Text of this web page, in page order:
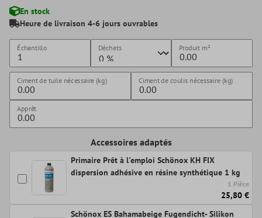
En stock
Heure de livraison 4-6 jours ouvrables
Échantillo Déchets Produit m²
Ciment de tuile nécessaire (kg) Ciment de coulis nécessaire (kg)
Apprêt
Accessoires adaptés
Primaire Prêt à l'emploi Schönox KH FIX
dispersion adhésive en résine synthétique 1 kg
1 Pièce
25,80 €
Schönox ES Bahamabeige Fugendicht- Silikon